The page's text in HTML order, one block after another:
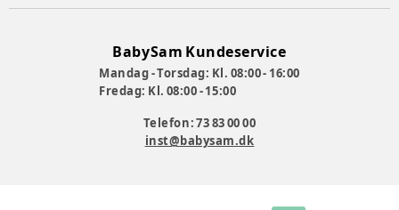
BabySam Kundeservice
Mandag - Torsdag: Kl. 08:00 - 16:00
Fredag: Kl. 08:00 - 15:00
Telefon: 73 83 00 00
inst@babysam.dk